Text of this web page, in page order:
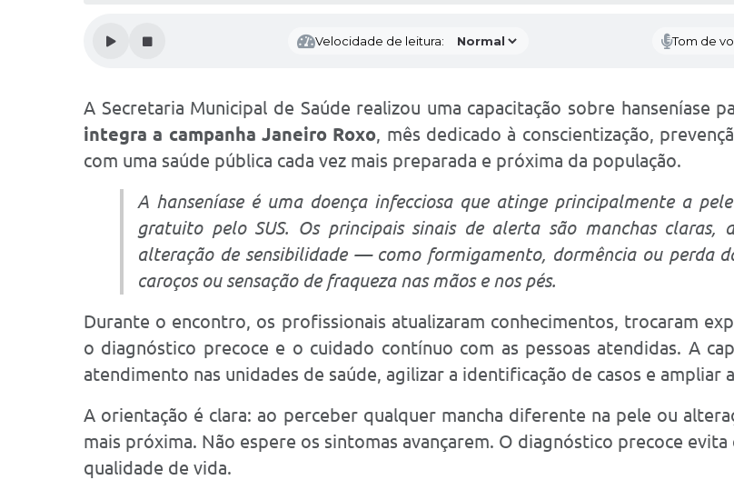
Velocidade de leitura: Tom de
A Secretaria Municipal de Saúde realizou uma capacitação sobre hanseníase
integra a campanha Janeiro Roxo, mês dedicado à conscientização,
com uma saúde pública cada vez mais preparada e próxima da população.
A hanseníase é uma doença infecciosa que atinge principalmente a
gratuito pelo SUS. Os principais sinais de alerta são manchas claras,
alteração de sensibilidade — como formigamento, dormência ou perda
caroços ou sensação de fraqueza nas mãos e nos pés.
Durante o encontro, os profissionais atualizaram conhecimentos, trocaram
o diagnóstico precoce e o cuidado contínuo com as pessoas atendidas. A
atendimento nas unidades de saúde, agilizar a identificação de casos e ampliar
A orientação é clara: ao perceber qualquer mancha diferente na pele ou
mais próxima. Não espere os sintomas avançarem. O diagnóstico precoce
qualidade de vida.